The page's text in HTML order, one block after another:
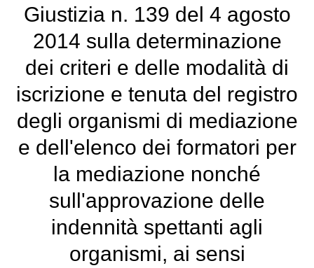
Giustizia n. 139 del 4 agosto
2014 sulla determinazione
dei criteri e delle modalità di
iscrizione e tenuta del registro
degli organismi di mediazione
e dell'elenco dei formatori per
la mediazione nonché
sull'approvazione delle
indennità spettanti agli
organismi, ai sensi